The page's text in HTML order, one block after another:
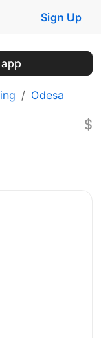
Sign Up
Odesa
$